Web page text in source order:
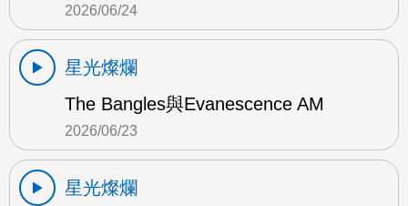
2026/06/24
星光燦爛
The Bangles與Evanescence AM
2026/06/23
星光燦爛